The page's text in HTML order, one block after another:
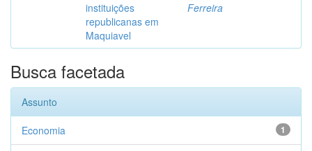
instituições
republicanas em
Maquiavel
Ferreira
Busca facetada
Assunto
1
Economia